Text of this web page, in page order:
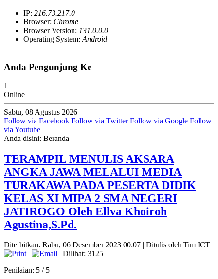
IP: 216.73.217.0
Browser: Chrome
Browser Version: 131.0.0.0
Operating System: Android
Anda Pengunjung Ke
1
Online
Sabtu, 08 Agustus 2026
Follow via Facebook Follow via Twitter Follow via Google Follow
via Youtube
Anda disini: Beranda
TERAMPIL MENULIS AKSARA
ANGKA JAWA MELALUI MEDIA
TURAKAWA PADA PESERTA DIDIK
KELAS XI MIPA 2 SMA NEGERI
JATIROGO Oleh Ellva Khoiroh
Agustina,S.Pd.
Diterbitkan: Rabu, 06 Desember 2023 00:07 | Ditulis oleh Tim ICT |
|
| Dilihat: 3125
Penilaian: 5 / 5